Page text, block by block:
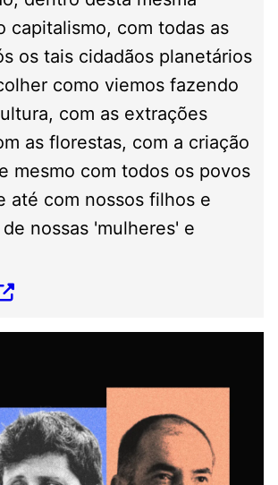
capitalismo, com todas as
os tais cidadãos planetários
como viemos fazendo
com as extrações
as florestas, com a criação
mesmo com todos os povos
até com nossos filhos e
nossas 'mulheres' e